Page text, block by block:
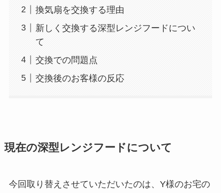
換気扇を交換する理由
新しく交換する深型レンジフードについ
て
交換での問題点
交換後のお客様の反応
現在の深型レンジフードについて
今回取り替えさせていただいたのは、Y様のお宅の